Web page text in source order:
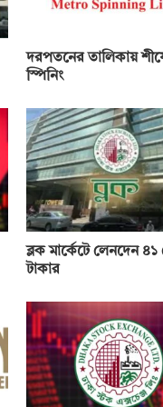
দরপতনের তালিকায়
স্পিনিং
ব্লক মার্কেটে লেনদেন
টাকার